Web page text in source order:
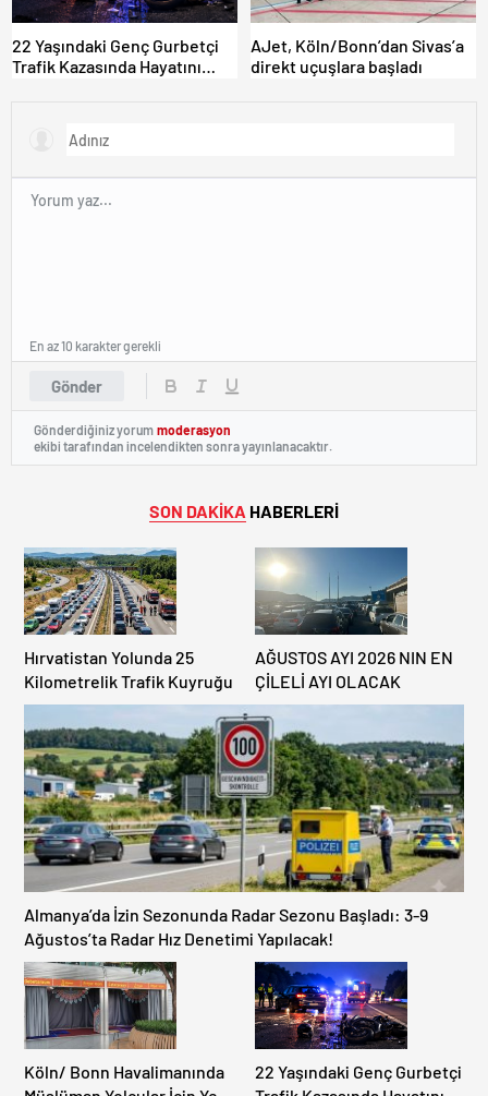
22 Yaşındaki Genç Gurbetçi
Trafik Kazasında Hayatını
AJet, Köln/Bonn’dan Sivas’a
direkt uçuşlara başladı
Gönder
En az 10 karakter gerekli
Gönderdiğiniz yorum moderasyon
ekibi tarafından incelendikten sonra yayınlanacaktır.
SON DAKİKA HABERLERİ
Hırvatistan Yolunda 25
Kilometrelik Trafik Kuyruğu
AĞUSTOS AYI 2026 NIN EN
ÇİLELİ AYI OLACAK
Almanya’da İzin Sezonunda Radar Sezonu Başladı: 3-9
Ağustos’ta Radar Hız Denetimi Yapılacak!
Köln/ Bonn Havalimanında
22 Yaşındaki Genç Gurbetçi